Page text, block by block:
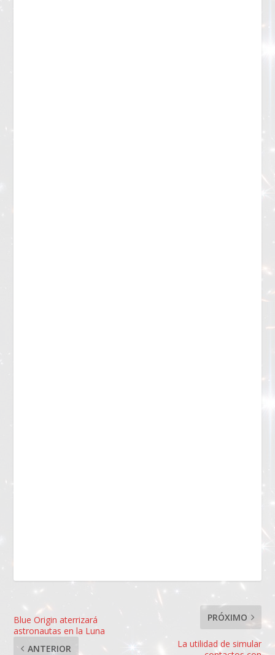
Blue Origin aterrizará
astronautas en la Luna
ANTERIOR
PRÓXIMO
La utilidad de simular